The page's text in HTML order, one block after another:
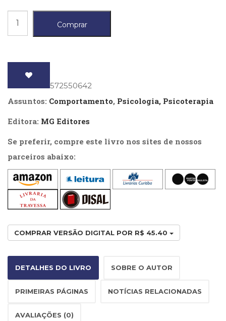
Jornalismo
LGBTQIA+
Erótica
(11)
Ficção,
(69)
Obras
referência
(48)
PNL
(Programação
Neurolingüística)
Psicodrama
(200)
Psicoterapia
(799)
Publicidade,
Propaganda
Marketing
Sexo
Comprar
: 9788572550642
Assuntos: Comportamento, Psicologia, Psicoterapia
Editora: MG Editores
Se preferir, compre este livro nos sites de nossos
parceiros abaixo:
COMPRAR VERSÃO DIGITAL POR R$ 45.40
DETALHES DO LIVRO SOBRE O AUTOR
PRIMEIRAS PÁGINAS NOTÍCIAS RELACIONADAS
AVALIAÇÕES (0)